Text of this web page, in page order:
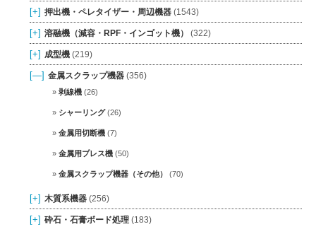
[+] 押出機・ペレタイザー・周辺機器 (1543)
[+] 溶融機（減容・RPF・インゴット機） (322)
[+] 成型機 (219)
[—] 金属スクラップ機器 (356)
剥線機 (26)
シャーリング(26)
金属用切断機 (7)
金属用プレス機 (50)
金属スクラップ機器（その他） (70)
[+] 木質系機器 (256)
[+] 砕石・石膏ボード処理 (183)